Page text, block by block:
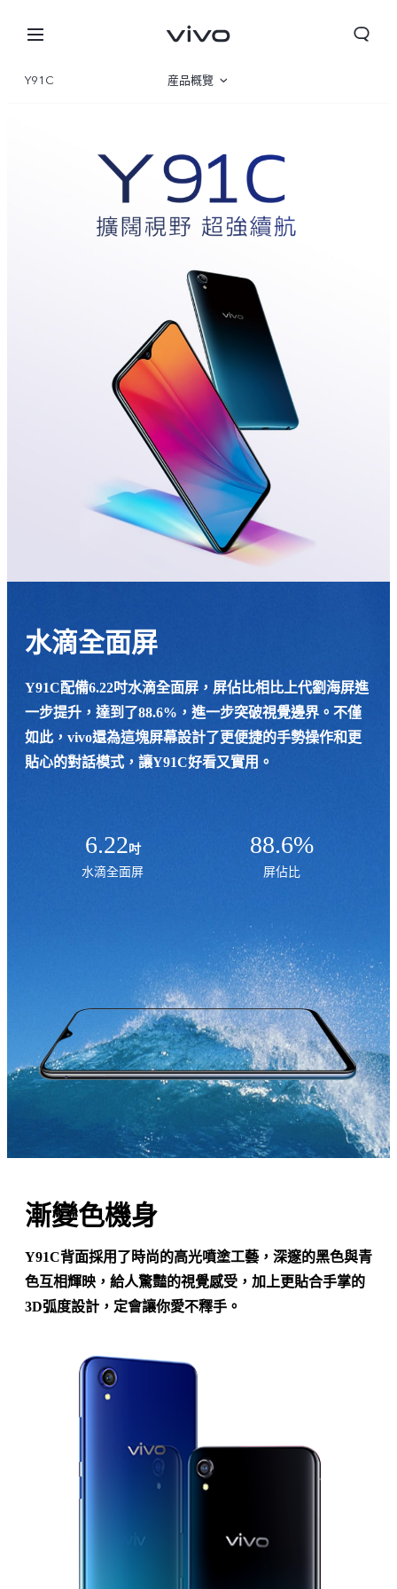
Select Location
Y91C 産品概覽
水滴全面屏
Y91C配備6.22吋水滴全面屏，屏佔比相比上代劉海屏進
一步提升，達到了88.6%，進一步突破視覺邊界。不僅
如此，vivo還為這塊屏幕設計了更便捷的手勢操作和更
貼心的對話模式，讓Y91C好看又實用。
6.22吋
水滴全面屏
88.6%
屏佔比
漸變色機身
Y91C背面採用了時尚的高光噴塗工藝，深邃的黑色與青
色互相輝映，給人驚豔的視覺感受，加上更貼合手掌的
3D弧度設計，定會讓你愛不釋手。